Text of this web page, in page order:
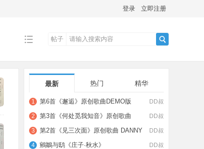
登录 立即注册
帖子
最新 热门 精华
DD叔
1
第6首《邂逅》原创歌曲DEMO版
DANNY DENG主唱
DD叔
2
第3首《何处觅我知音》原创歌曲
DANNY DENG主唱
DD叔
3
第2首《见三次面》原创歌曲 DANNY
DENG主唱
DD叔
4 鵷鶵与鸱《庄子·秋水》